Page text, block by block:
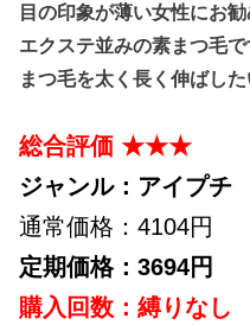
目の印象が薄い女性にお
エクステ並みの素まつ毛で
まつ毛を太く長く伸ばし
総合評価 ★★★
ジャンル：アイプチ
通常価格：4104円
定期価格：3694円
購入回数：縛りなし